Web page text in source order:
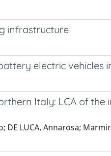
infrastructure
electric vehicles
Italy: LCA of
DE LUCA, Annarosa;